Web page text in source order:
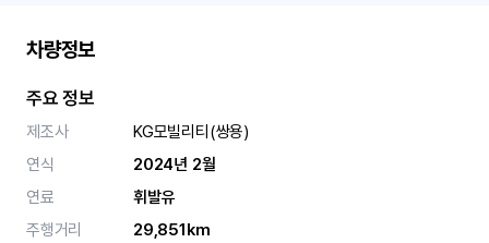
차량정보
주요 정보
제조사
KG모빌리티(쌍용)
연식
2024년 2월
연료
휘발유
주행거리
29,851km